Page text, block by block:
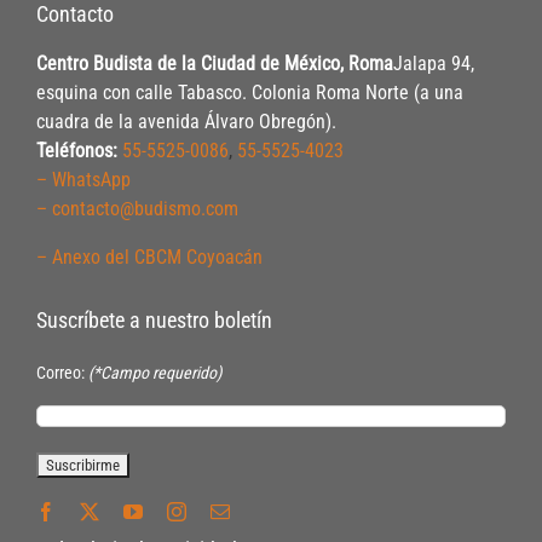
Contacto
Centro Budista de la Ciudad de México, RomaJalapa 94,
esquina con calle Tabasco. Colonia Roma Norte (a una
cuadra de la avenida Álvaro Obregón).
Teléfonos: 55-5525-0086, 55-5525-4023
– WhatsApp
– contacto@budismo.com
– Anexo del CBCM Coyoacán
Suscríbete a nuestro boletín
Correo: (*Campo requerido)